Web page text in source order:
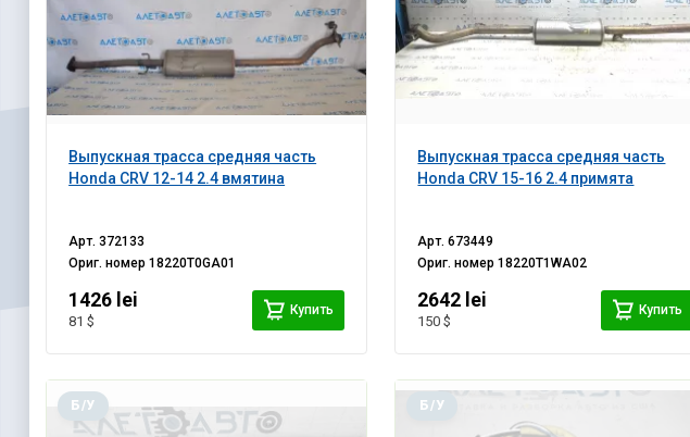
Выпускная трасса средняя часть
Honda CRV 12-14 2.4 вмятина
Арт.372133
Ориг. номер18220T0GA01
1426 lei
81 $
Купить
Выпускная трасса средняя часть
Honda CRV 15-16 2.4 примята
Арт.673449
Ориг. номер18220T1WA02
2642 lei
150 $
Купить
Б/У Б/У